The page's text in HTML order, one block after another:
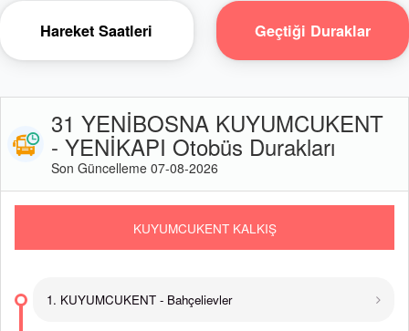
Hareket Saatleri Geçtiği Duraklar
31 YENİBOSNA KUYUMCUKENT
- YENİKAPI Otobüs Durakları
Son Güncelleme 07-08-2026
KUYUMCUKENT KALKIŞ
1. KUYUMCUKENT - Bahçelievler